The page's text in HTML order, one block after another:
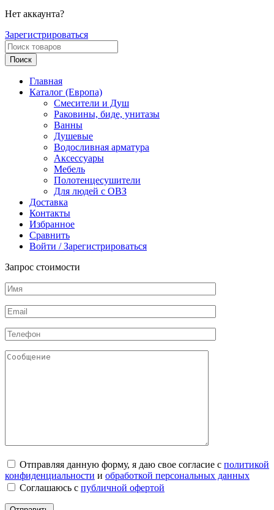
Нет аккаунта?
Зарегистрироваться
Поиск
Главная
Каталог (Европа)
Смесители и Душ
Раковины, биде, унитазы
Ванны
Душевые
Водосливная арматура
Аксессуары
Мебель
Полотенцесушители
Для людей с ОВЗ
Доставка
Контакты
Избранное
Сравнить
Войти / Зарегистрироваться
Запрос стоимости
Отправляя данную форму, я даю свое согласие с политикой
конфиденциальности и обработкой персональных данных
Соглашаюсь с публичной офертой